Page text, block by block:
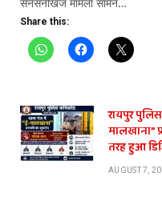
Share this:
रायपुर
मालखाना”
तरह हुआ
AUGUST 7,